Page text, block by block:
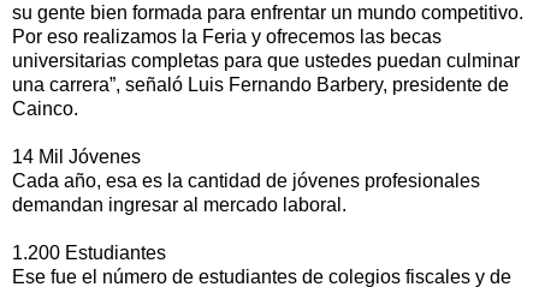
su gente bien formada para enfrentar un mundo competitivo.
Por eso realizamos la Feria y ofrecemos las becas
universitarias completas para que ustedes puedan culminar
una carrera”, señaló Luis Fernando Barbery, presidente de
Cainco.
14 Mil Jóvenes
Cada año, esa es la cantidad de jóvenes profesionales
demandan ingresar al mercado laboral.
1.200 Estudiantes
Ese fue el número de estudiantes de colegios fiscales y de